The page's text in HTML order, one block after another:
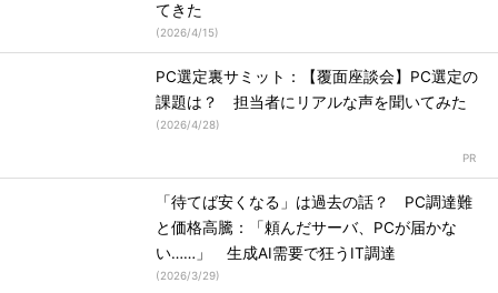
てきた
(2026/4/15)
PC選定裏サミット：【覆面座談会】PC選定の
課題は？ 担当者にリアルな声を聞いてみた
(2026/4/28)
「待てば安くなる」は過去の話？ PC調達難
と価格高騰：「頼んだサーバ、PCが届かな
い……」 生成AI需要で狂うIT調達
(2026/3/29)